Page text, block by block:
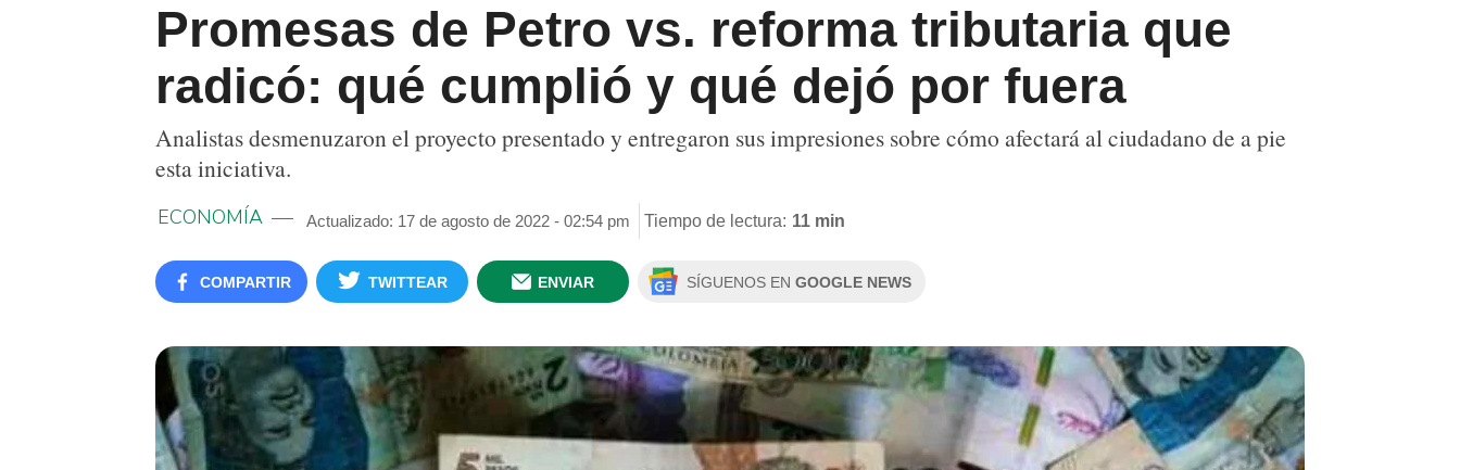
Promesas de Petro vs. reforma tributaria que
radicó: qué cumplió y qué dejó por fuera
Analistas desmenuzaron el proyecto presentado y entregaron sus impresiones sobre cómo afectará al ciudadano de a pie
esta iniciativa.
ECONOMÍA Actualizado: 17 de agosto de 2022 - 02:54 pm Tiempo de lectura: 11 min
COMPARTIR TWITTEAR ENVIAR SÍGUENOS EN GOOGLE NEWS